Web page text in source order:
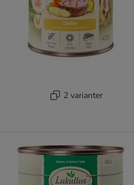
2 varianter